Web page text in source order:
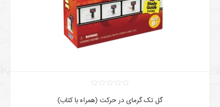
گل تک گرمای در حرکت (همراه با کتاب)